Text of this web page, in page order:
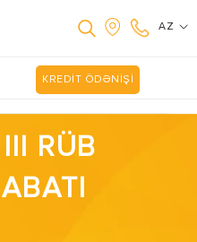
AZ
KREDİT ÖDƏNİŞİ
RÜB